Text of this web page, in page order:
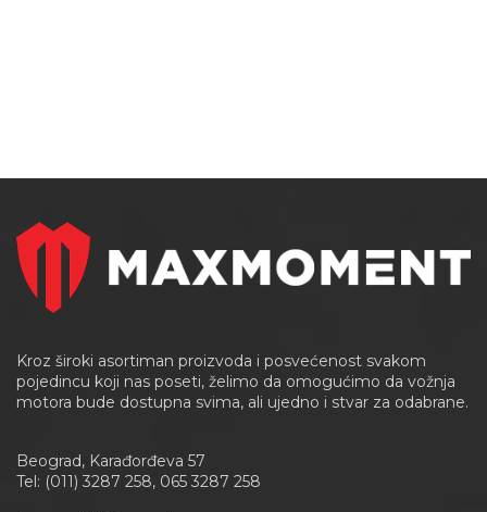
Kroz široki asortiman proizvoda i posvećenost svakom
pojedincu koji nas poseti, želimo da omogućimo da vožnja
motora bude dostupna svima, ali ujedno i stvar za odabrane.
Beograd, Karađorđeva 57
Tel: (011) 3287 258, 065 3287 258